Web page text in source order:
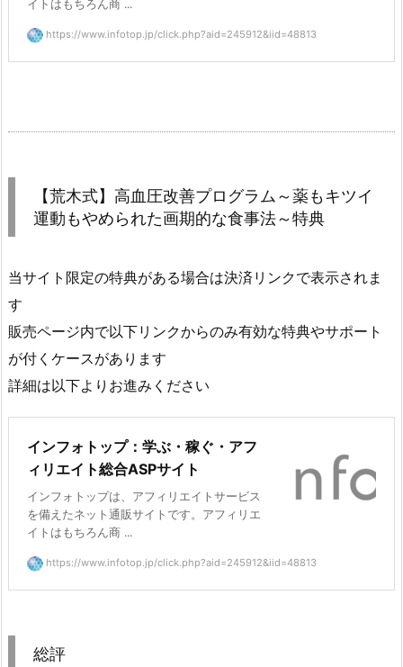
イトはもちろん商 ...
https://www.infotop.jp/click.php?aid=245912&iid=48813
【荒木式】高血圧改善プログラム～薬もキツイ
運動もやめられた画期的な食事法～特典
当サイト限定の特典がある場合は決済リンクで表示されま
す
販売ページ内で以下リンクからのみ有効な特典やサポート
が付くケースがあります
詳細は以下よりお進みください
インフォトップ：学ぶ・稼ぐ・アフ
ィリエイト総合ASPサイト
インフォトップは、アフィリエイトサービス
を備えたネット通販サイトです。アフィリエ
イトはもちろん商 ...
https://www.infotop.jp/click.php?aid=245912&iid=48813
総評